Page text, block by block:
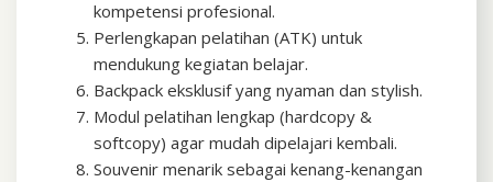
kompetensi profesional.
Perlengkapan pelatihan (ATK) untuk
mendukung kegiatan belajar.
Backpack eksklusif yang nyaman dan stylish.
Modul pelatihan lengkap (hardcopy &
softcopy) agar mudah dipelajari kembali.
Souvenir menarik sebagai kenang-kenangan